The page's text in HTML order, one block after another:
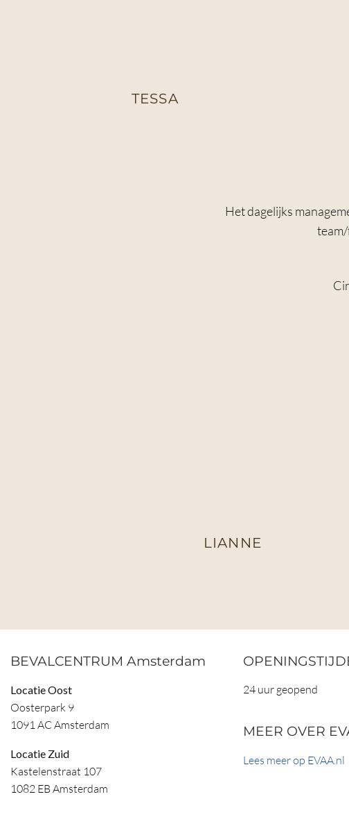
TESSA
Het dagelijks
LIANNE
BEVALCENTRUM Amsterdam
Locatie Oost
Oosterpark 9
1091 AC Amsterdam
Locatie Zuid
Kastelenstraat 107
1082 EB Amsterdam
24 uur geopend
MEER OVER
Lees meer op EVAA.nl